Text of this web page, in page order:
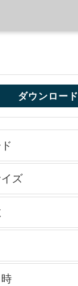
ダウンロード
ズ